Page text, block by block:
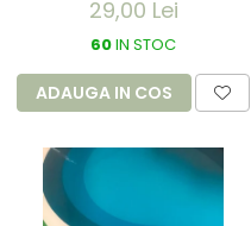
din CPE - albastru
41x15 cm, 25 my
unica folosinta - 100
buc
29,00 Lei
60IN STOC
ADAUGA IN COS